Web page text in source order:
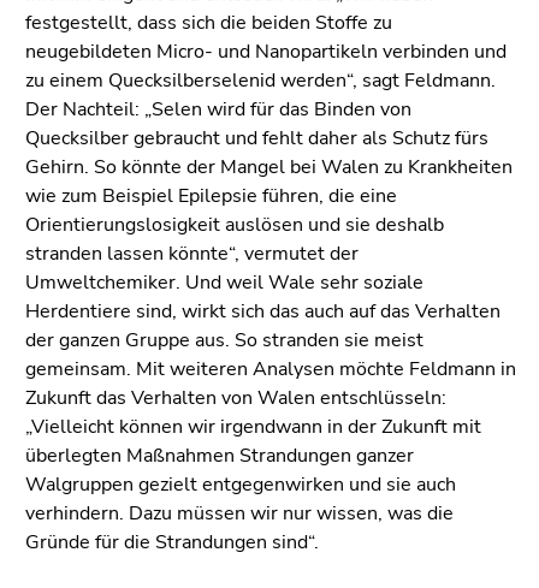
festgestellt, dass sich die beiden Stoffe zu
neugebildeten Micro- und Nanopartikeln verbinden und
zu einem Quecksilberselenid werden“, sagt Feldmann.
Der Nachteil: „Selen wird für das Binden von
Quecksilber gebraucht und fehlt daher als Schutz fürs
Gehirn. So könnte der Mangel bei Walen zu Krankheiten
wie zum Beispiel Epilepsie führen, die eine
Orientierungslosigkeit auslösen und sie deshalb
stranden lassen könnte“, vermutet der
Umweltchemiker. Und weil Wale sehr soziale
Herdentiere sind, wirkt sich das auch auf das Verhalten
der ganzen Gruppe aus. So stranden sie meist
gemeinsam. Mit weiteren Analysen möchte Feldmann in
Zukunft das Verhalten von Walen entschlüsseln:
„Vielleicht können wir irgendwann in der Zukunft mit
überlegten Maßnahmen Strandungen ganzer
Walgruppen gezielt entgegenwirken und sie auch
verhindern. Dazu müssen wir nur wissen, was die
Gründe für die Strandungen sind“.